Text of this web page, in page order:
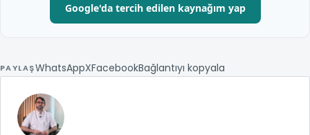
Google'da tercih edilen kaynağım yap
PAYLAŞWhatsAppXFacebookBağlantıyı kopyala